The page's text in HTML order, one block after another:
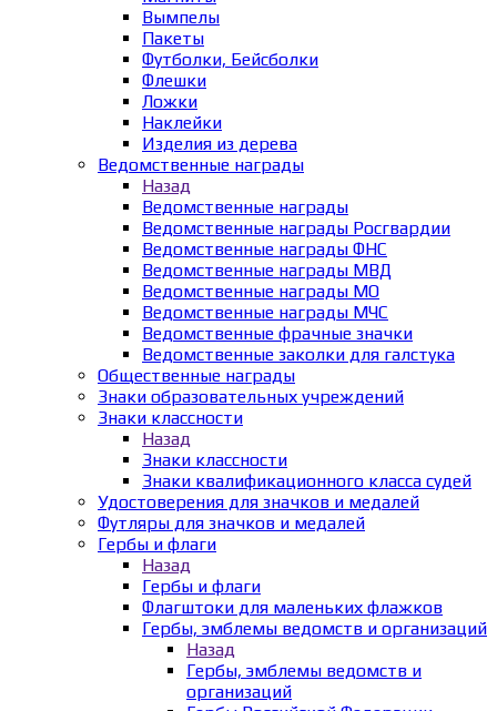
Вымпелы
Пакеты
Футболки, Бейсболки
Флешки
Ложки
Наклейки
Изделия из дерева
Ведомственные награды
Назад
Ведомственные награды
Ведомственные награды Росгвардии
Ведомственные награды ФНС
Ведомственные награды МВД
Ведомственные награды МО
Ведомственные награды МЧС
Ведомственные фрачные значки
Ведомственные заколки для галстука
Общественные награды
Знаки образовательных учреждений
Знаки классности
Назад
Знаки классности
Знаки квалификационного класса судей
Удостоверения для значков и медалей
Футляры для значков и медалей
Гербы и флаги
Назад
Гербы и флаги
Флагштоки для маленьких флажков
Гербы, эмблемы ведомств и организаций
Назад
Гербы, эмблемы ведомств и
организаций